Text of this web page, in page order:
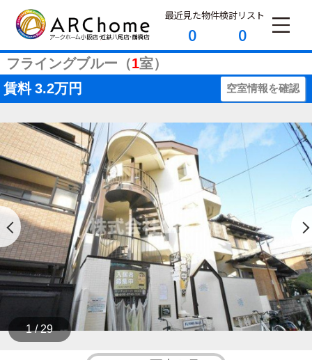
最近見た物件
0
検討リスト
0
フライングブルー（1室）
賃料 3.2万円 空室情報を確認
1 / 29